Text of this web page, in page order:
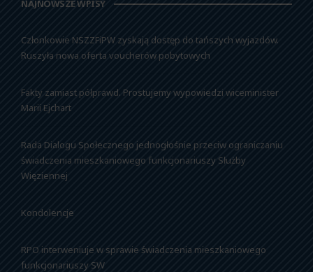
NAJNOWSZE WPISY
Członkowie NSZZFiPW zyskają dostęp do tańszych wyjazdów.
Ruszyła nowa oferta voucherów pobytowych
Fakty zamiast półprawd. Prostujemy wypowiedzi wiceminister
Marii Ejchart
Rada Dialogu Społecznego jednogłośnie przeciw ograniczaniu
świadczenia mieszkaniowego funkcjonariuszy Służby
Więziennej
Kondolencje
RPO interweniuje w sprawie świadczenia mieszkaniowego
funkcjonariuszy SW